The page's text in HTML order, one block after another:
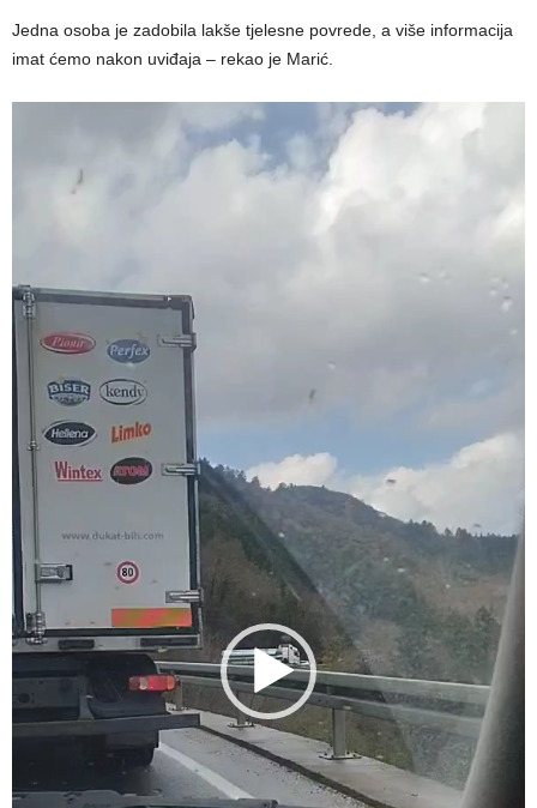
Jedna osoba je zadobila lakše tjelesne povrede, a više informacija
imat ćemo nakon uviđaja – rekao je Marić.